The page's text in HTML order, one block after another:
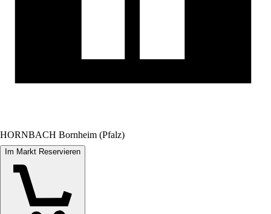
HORNBACH Bornheim (Pfalz)
Im Markt Reservieren